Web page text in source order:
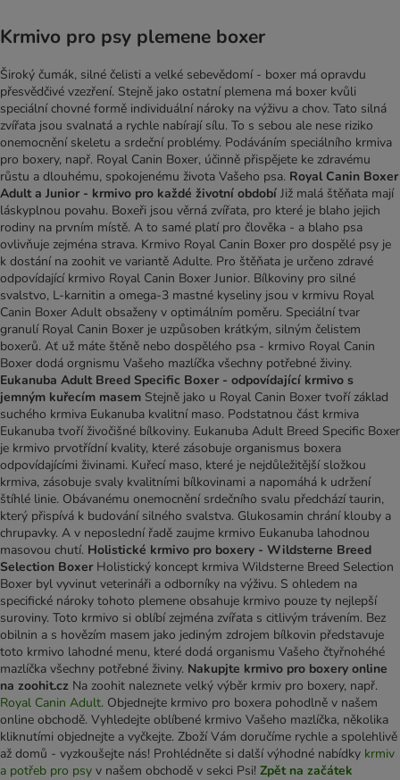
Krmivo pro psy plemene boxer
Široký čumák, silné čelisti a velké sebevědomí - boxer má opravdu
přesvědčivé vzezření. Stejně jako ostatní plemena má boxer kvůli
speciální chovné formě individuální nároky na výživu a chov. Tato silná
zvířata jsou svalnatá a rychle nabírají sílu. To s sebou ale nese riziko
onemocnění skeletu a srdeční problémy. Podáváním speciálního krmiva
pro boxery, např. Royal Canin Boxer, účinně přispějete ke zdravému
růstu a dlouhému, spokojenému života Vašeho psa. Royal Canin Boxer
Adult a Junior - krmivo pro každé životní období Již malá štěňata mají
láskyplnou povahu. Boxeři jsou věrná zvířata, pro které je blaho jejich
rodiny na prvním místě. A to samé platí pro člověka - a blaho psa
ovlivňuje zejména strava. Krmivo Royal Canin Boxer pro dospělé psy je
k dostání na zoohit ve variantě Adulte. Pro štěňata je určeno zdravé
odpovídající krmivo Royal Canin Boxer Junior. Bílkoviny pro silné
svalstvo, L-karnitin a omega-3 mastné kyseliny jsou v krmivu Royal
Canin Boxer Adult obsaženy v optimálním poměru. Speciální tvar
granulí Royal Canin Boxer je uzpůsoben krátkým, silným čelistem
boxerů. Ať už máte štěně nebo dospělého psa - krmivo Royal Canin
Boxer dodá orgnismu Vašeho mazlíčka všechny potřebné živiny.
Eukanuba Adult Breed Specific Boxer - odpovídající krmivo s
jemným kuřecím masem Stejně jako u Royal Canin Boxer tvoří základ
suchého krmiva Eukanuba kvalitní maso. Podstatnou část krmiva
Eukanuba tvoří živočišné bílkoviny. Eukanuba Adult Breed Specific Boxer
je krmivo prvotřídní kvality, které zásobuje organismus boxera
odpovídajícími živinami. Kuřecí maso, které je nejdůležitější složkou
krmiva, zásobuje svaly kvalitními bílkovinami a napomáhá k udržení
štíhlé linie. Obávanému onemocnění srdečního svalu předchází taurin,
který přispívá k budování silného svalstva. Glukosamin chrání klouby a
chrupavky. A v neposlední řadě zaujme krmivo Eukanuba lahodnou
masovou chutí. Holistické krmivo pro boxery - Wildsterne Breed
Selection BoxerHolistický koncept krmiva Wildsterne Breed Selection
Boxer byl vyvinut veterináři a odborníky na výživu. S ohledem na
specifické nároky tohoto plemene obsahuje krmivo pouze ty nejlepší
suroviny. Toto krmivo si oblíbí zejména zvířata s citlivým trávením. Bez
obilnin a s hovězím masem jako jediným zdrojem bílkovin představuje
toto krmivo lahodné menu, které dodá organismu Vašeho čtyřnohéhé
mazlíčka všechny potřebné živiny. Nakupjte krmivo pro boxery online
na zoohit.cz Na zoohit naleznete velký výběr krmiv pro boxery, např.
Royal Canin Adult. Objednejte krmivo pro boxera pohodlně v našem
online obchodě. Vyhledejte oblíbené krmivo Vašeho mazlíčka, několika
kliknutími objednejte a vyčkejte. Zboží Vám doručíme rychle a spolehlivě
až domů - vyzkoušejte nás! Prohlédněte si další výhodné nabídky krmiv
a potřeb pro psy v našem obchodě v sekci Psi! Zpět na začátek